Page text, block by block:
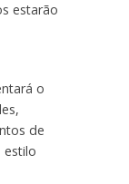
estarão
o
de
estilo